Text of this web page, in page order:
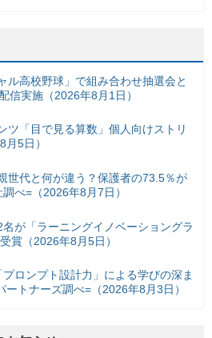
ル高校野球」で組み合わせ抽選会と
信実施（2026年8月1日）
ツ「目で見る算数」個人向けストリ
5日）
世代と何が違う？保護者の73.5％が
べ=（2026年8月7日）
が「ラーニングイノベーショングラ
賞（2026年8月5日）
ロンプト設計力」による学びの深ま
ートナーズ調べ=（2026年8月3日）